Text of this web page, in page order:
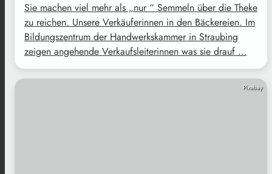
Sie machen viel mehr als „nur “ Semmeln über die Theke
zu reichen. Unsere Verkäuferinnen in den Bäckereien. Im
Bildungszentrum der Handwerkskammer in Straubing
zeigen angehende Verkaufsleiterinnen was sie drauf …
Pixabay